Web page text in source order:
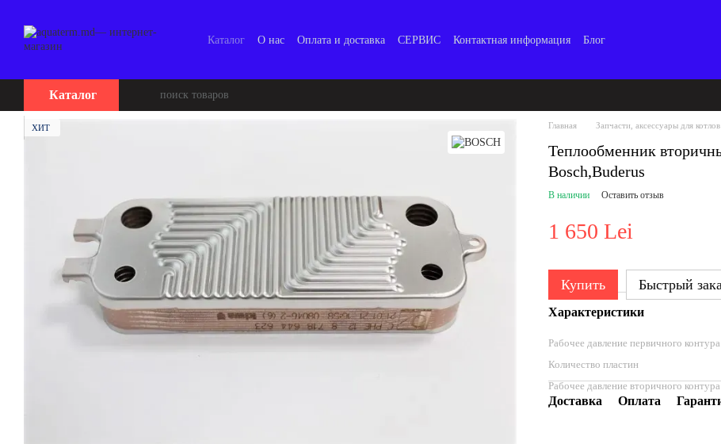
Каталог О нас Оплата и доставка СЕРВИС Контактная информация Блог
Каталог
ХИТ Главная Запчасти, аксессуары для котлов
Теплообменник
Bosch,Buderus
В наличии Оставить отзыв
1 650 Lei
Купить Быстрый
Характеристики
Рабочее давление первичного контура
Количество пластин
Рабочее давление вторичного контура
Доставка Оплата